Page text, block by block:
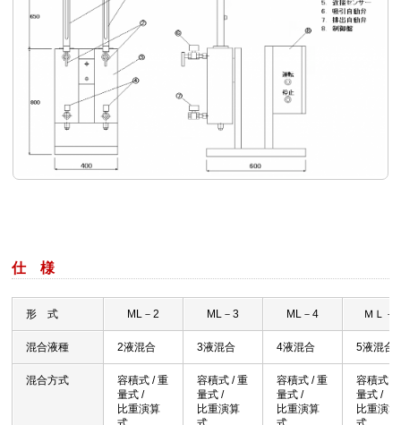
仕 様
形 式 ML－2 ML－3 ML－4 ＭＬ－5
混合液種 2液混合 3液混合 4液混合 5液混合
混合方式
容積式 / 重
量式 /
比重演算
容積式 / 重
量式 /
比重演算
容積式 / 重
量式 /
比重演算
容積式 /
量式 /
比重演算